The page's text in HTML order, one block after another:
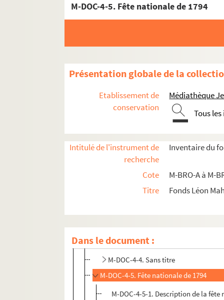
M-DOC-4-5. Fête nationale de 1794
Présentation globale de la
Etablissement de
conservation
Médiathèque
Tous
Intitulé de l'instrument de
recherche
Inventaire du
Cote
M-BRO-A à M-
Titre
Fonds Léon
Dans le document :
M-BRO. Brochures du fonds Mahieu
M-DOC-1. Documents historiques lillois
M-DOC-2. Ancien régime et République
M-DOC-3. Empire et Restauration
M-DOC-4. Fêtes de Lille (1564-1840)
M-DOC-4-1. Fête de l'Empereur de la
M-DOC-4-2. Fêtes à Lille en 1729,
M-DOC-4-3. Fête des oiseaux à Lille
M-DOC-4-4. Sans titre
M-DOC-4-5. Fête nationale de 1794
M-DOC-4-5-1. Description de la